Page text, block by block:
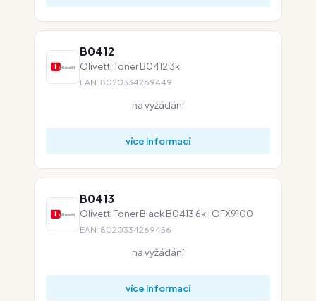
B0412
Olivetti Toner B0412 3k
EAN: 8020334269449
na vyžádání
více informací
B0413
Olivetti Toner Black B0413 6k | OFX9100
EAN: 8020334269456
na vyžádání
více informací